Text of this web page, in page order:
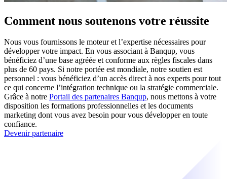
Comment nous soutenons votre réussite
Nous vous fournissons le moteur et l’expertise nécessaires pour
développer votre impact. En vous associant à Banqup, vous
bénéficiez d’une base agréée et conforme aux règles fiscales dans
plus de 60 pays. Si notre portée est mondiale, notre soutien est
personnel : vous bénéficiez d’un accès direct à nos experts pour tout
ce qui concerne l’intégration technique ou la stratégie commerciale.
Grâce à notre Portail des partenaires Banqup, nous mettons à votre
disposition les formations professionnelles et les documents
marketing dont vous avez besoin pour vous développer en toute
confiance.
Devenir partenaire